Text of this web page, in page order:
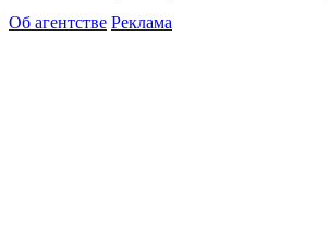
Об агентстве Реклама